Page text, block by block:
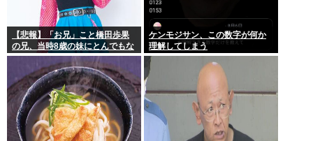
【悲報】「お兄」こと橋田歩果
の兄、当時8歳の妹にとんでもな
いことを頼む
ケンモジサン、この数字が何か
理解してしまう